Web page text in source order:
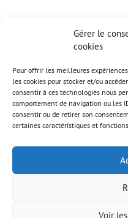
Gérer le
cookies
Pour offrir les meilleures
les cookies pour stocker et/ou
consentir à ces technologies nous
comportement de navigation ou les
consentir ou de retirer son
certaines caractéristiques et
Voir
козирки от бял BSI със
на Фабриката за
– панели с ширина 85
височини, излети в
щампа
– козирка с ширина 30